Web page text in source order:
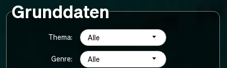
Grunddaten
Thema: Alle
Genre: Alle